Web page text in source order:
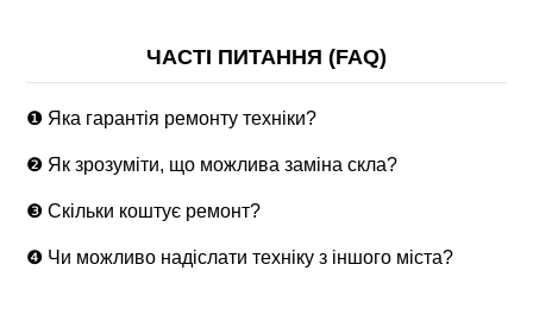
ЧАСТІ ПИТАННЯ (FAQ)
❶ Яка гарантія ремонту техніки?
❷ Як зрозуміти, що можлива заміна скла?
❸ Скільки коштує ремонт?
❹ Чи можливо надіслати техніку з іншого міста?